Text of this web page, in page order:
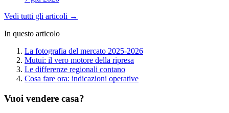
Vedi tutti gli articoli →
In questo articolo
La fotografia del mercato 2025-2026
Mutui: il vero motore della ripresa
Le differenze regionali contano
Cosa fare ora: indicazioni operative
Vuoi vendere casa?